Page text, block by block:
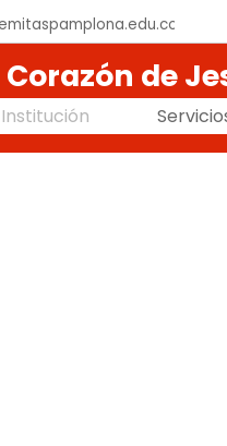
Institución ▼
de